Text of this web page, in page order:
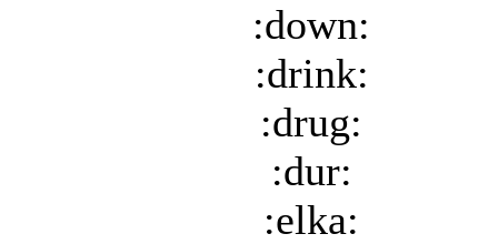
:down:
:drink:
:drug:
:dur:
:elka: